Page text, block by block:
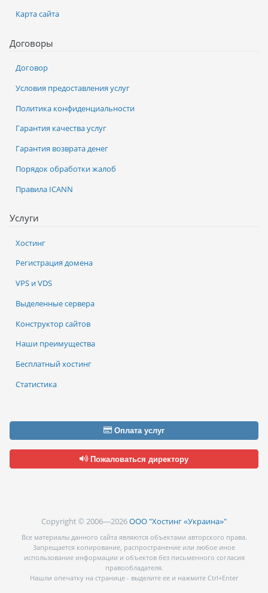
Услуги
Хостинг
Регистрация домена
VPS и VDS
Выделенные сервера
Конструктор сайтов
Наши преимущества
Бесплатный хостинг
Статистика
Карта сайта
Договоры
Договор
Условия предоставления услуг
Политика конфиденциальности
Гарантия качества услуг
Гарантия возврата денег
Порядок обработки жалоб
Правила ICANN
Оплата услуг
Пожаловаться директору
Copyright © 2006—2026ООО "Хостинг «Украина»"
Все материалы данного сайта являются объектами авторского права.
Запрещается копирование, распространение или любое иное
использование информации и объектов без письменного согласия
правообладателя.
Нашли опечатку на странице - выделите ее и нажмите Ctrl+Enter